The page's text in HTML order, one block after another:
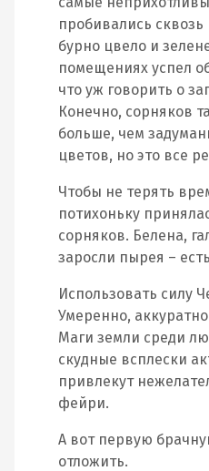
пробивались сквозь
бурно цвело и
помещениях успел
что уж говорить о
Конечно, сорняков
больше, чем
цветов, но это все
Чтобы не терять
потихоньку
сорняков. Белена,
заросли пырея –
Использовать силу
Умеренно,
Маги земли среди
скудные всплески
привлекут
фейри.
А вот первую
отложить.